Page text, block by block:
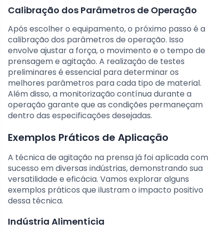
Calibração dos Parâmetros de Operação
Após escolher o equipamento, o próximo passo é a
calibração dos parâmetros de operação. Isso
envolve ajustar a força, o movimento e o tempo de
prensagem e agitação. A realização de testes
preliminares é essencial para determinar os
melhores parâmetros para cada tipo de material.
Além disso, a monitorização contínua durante a
operação garante que as condições permaneçam
dentro das especificações desejadas.
Exemplos Práticos de Aplicação
A técnica de agitação na prensa já foi aplicada com
sucesso em diversas indústrias, demonstrando sua
versatilidade e eficácia. Vamos explorar alguns
exemplos práticos que ilustram o impacto positivo
dessa técnica.
Indústria Alimentícia